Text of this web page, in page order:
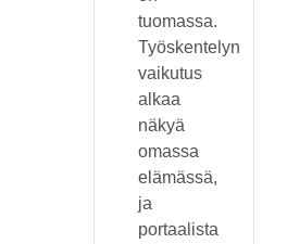
tuomassa.
Työskentelyn
vaikutus
alkaa
näkyä
omassa
elämässä,
ja
portaalista